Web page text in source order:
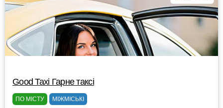
Good Taxi Гарне таксi
ПО МІСТУ МІЖМІСЬКІ